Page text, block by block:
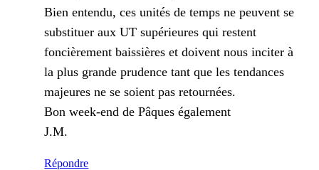
Bien entendu, ces unités de temps ne peuvent se
substituer aux UT supérieures qui restent
foncièrement baissières et doivent nous inciter à
la plus grande prudence tant que les tendances
majeures ne se soient pas retournées.
Bon week-end de Pâques également
J.M.
Répondre